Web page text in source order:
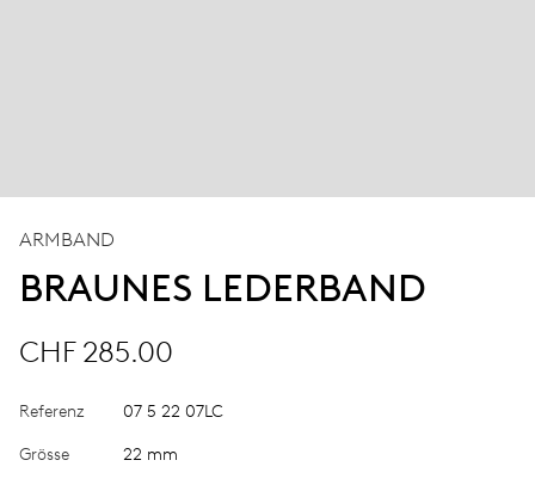
ARMBAND
BRAUNES LEDERBAND
CHF 285.00
Referenz 07 5 22 07LC
Grösse 22 mm